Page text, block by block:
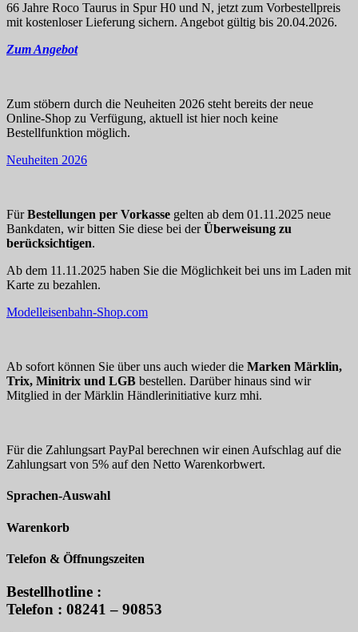
66 Jahre Roco Taurus in Spur H0 und N, jetzt zum Vorbestellpreis
mit kostenloser Lieferung sichern. Angebot gültig bis 20.04.2026.
Zum Angebot
Zum stöbern durch die Neuheiten 2026 steht bereits der neue
Online-Shop zu Verfügung, aktuell ist hier noch keine
Bestellfunktion möglich.
Neuheiten 2026
FürBestellungen per Vorkasse gelten ab dem 01.11.2025 neue
Bankdaten, wir bitten Sie diese bei derÜberweisung zu
berücksichtigen.
Ab dem 11.11.2025 haben Sie die Möglichkeit bei uns im Laden mit
Karte zu bezahlen.
Modelleisenbahn-Shop.com
Ab sofort können Sie über uns auch wieder die Marken Märklin,
Trix, Minitrix und LGB bestellen. Darüber hinaus sind wir
Mitglied in der Märklin Händlerinitiative kurz mhi.
Für die Zahlungsart PayPal berechnen wir einen Aufschlag auf die
Zahlungsart von 5% auf den Netto Warenkorbwert.
Sprachen-Auswahl
Warenkorb
Telefon & Öffnungszeiten
Bestellhotline :
Telefon : 08241 – 90853